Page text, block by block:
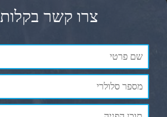
צרו קשר בקלות